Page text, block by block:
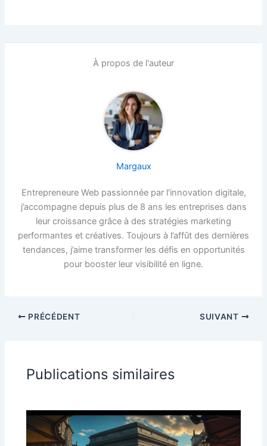
À propos de l'auteur
Margaux
Entrepreneure Web passionnée par l’innovation digitale,
j’accompagne depuis plus de 8 ans les entreprises dans
leur croissance grâce à des stratégies marketing
performantes et créatives. Toujours à l’affût des dernières
tendances, j’aime transformer les défis en opportunités
pour booster leur visibilité en ligne.
PRÉCÉDENT SUIVANT
Publications similaires